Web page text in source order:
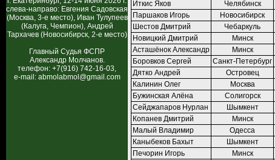
слева-направо: Евгения Садовская
(Москва, 3-е место), Иван Тулупеев
(Калуга, Чемпион), Андрей
Тархачев (Новосибирск, 2-е место)
Главный Судья ФСПР
Александр Молчанов.
телефон: +7(916) 742-16-03,
e-mail: abmolabmol@gmail.com
Иткис Яков
Челябинск
Паршаков Игорь
Новосибирск
Шестов Дмитрий
Чебаркуль
Новицкий Дмитрий
Минск
Асташёнок Александр
Минск
Боровков Сергей
Санкт-Петербург
Дятко Андрей
Островец
Калинин Олег
Москва
Бужинская Алёна
Солигорск
Сейджапаров Нурлан
Шымкент
Копанев Дмитрий
Минск
Малый Владимир
Одесса
Каныбеков Бахыт
Шымкент
Печорин Игорь
Минск